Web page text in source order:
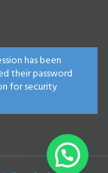
has been
their password
for security